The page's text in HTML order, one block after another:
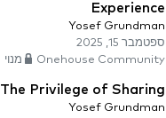
Experience
Yosef Grundman
ספטמבר 15, 2025
Onehouse Community מנוי
The Privilege of Sharing
Yosef Grundman